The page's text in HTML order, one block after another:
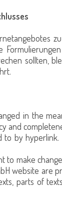
sollten,
in the
and
by
to make
website are
parts of